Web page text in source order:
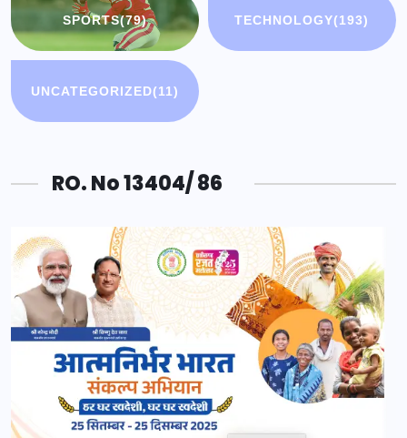
SPORTS(79) TECHNOLOGY(193)
UNCATEGORIZED(11)
RO. No 13404/ 86